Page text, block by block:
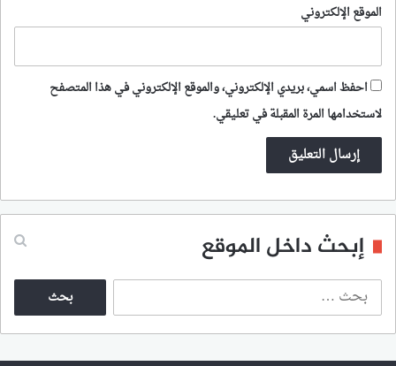
الموقع الإلكتروني
احفظ اسمي، بريدي الإلكتروني، والموقع الإلكتروني في هذا المتصفح
لاستخدامها المرة المقبلة في تعليقي.
إبحث داخل الموقع